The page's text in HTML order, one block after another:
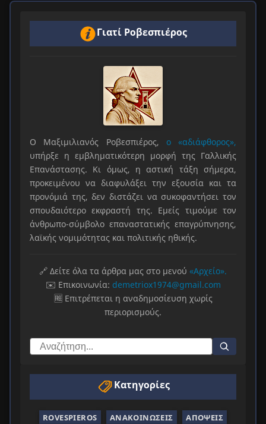
Γιατί Ροβεσπιέρος
Ο Μαξιμιλιανός Ροβεσπιέρος, ο «αδιάφθορος»,
υπήρξε η εμβληματικότερη μορφή της Γαλλικής
Επανάστασης. Κι όμως, η αστική τάξη σήμερα,
προκειμένου να διαφυλάξει την εξουσία και τα
προνόμιά της, δεν διστάζει να συκοφαντήσει τον
σπουδαιότερο εκφραστή της. Εμείς τιμούμε τον
άνθρωπο-σύμβολο επαναστατικής επαγρύπνησης,
λαϊκής νομιμότητας και πολιτικής ηθικής.
🔗 Δείτε όλα τα άρθρα μας στο μενού «Αρχείο».
✉️ Επικοινωνία: demetriox1974@gmail.com
🆓 Επιτρέπεται η αναδημοσίευση χωρίς
περιορισμούς.
Κατηγορίες
ROVESPIEROS ΑΝΑΚΟΙΝΏΣΕΙΣ
ΑΠΌΨΕΙΣ